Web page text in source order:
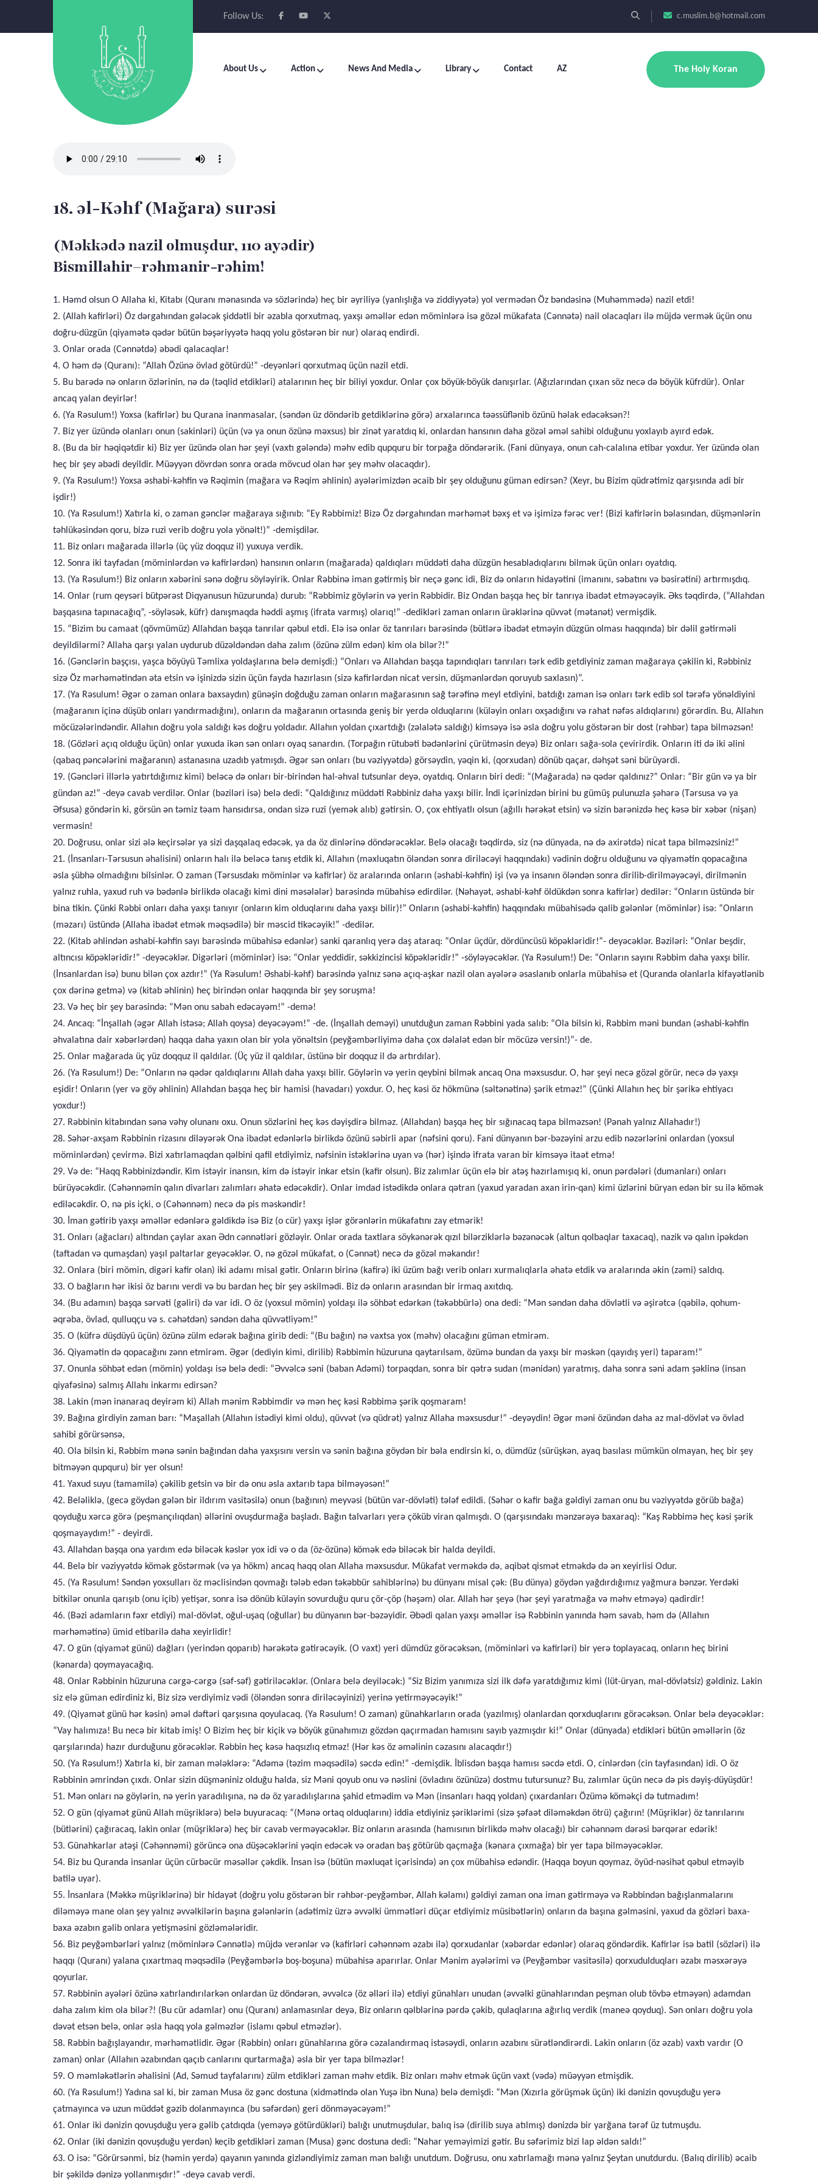
Follow Us: c.muslim.b@hotmail.com
About Us Action News And Media Library Contact AZ The Holy Koran
18. əl-Kəhf (Mağara) surəsi
(Məkkədə nazil olmuşdur, 110 ayədir)
Bismillahir–rəhmanir-rəhim!
1. Həmd olsun O Allaha ki, Kitabı (Quranı mənasında və sözlərində) heç bir əyriliyə (yanlışlığa və ziddiyyətə) yol vermədən Öz bəndəsinə (Muhəmmədə) nazil etdi!
2. (Allah kafirləri) Öz dərgahından gələcək şiddətli bir əzabla qorxutmaq, yaxşı əməllər edən möminlərə isə gözəl mükafata (Cənnətə) nail olacaqları ilə müjdə vermək üçün onu
doğru-düzgün (qiyamətə qədər bütün bəşəriyyətə haqq yolu göstərən bir nur) olaraq endirdi.
3. Onlar orada (Cənnətdə) əbədi qalacaqlar!
4. O həm də (Quranı): “Allah Özünə övlad götürdü!” -deyənləri qorxutmaq üçün nazil etdi.
5. Bu barədə nə onların özlərinin, nə də (təqlid etdikləri) atalarının heç bir biliyi yoxdur. Onlar çox böyük-böyük danışırlar. (Ağızlarından çıxan söz necə də böyük küfrdür). Onlar
ancaq yalan deyirlər!
6. (Ya Rəsulum!) Yoxsa (kafirlər) bu Qurana inanmasalar, (səndən üz döndərib getdiklərinə görə) arxalarınca təəssüflənib özünü həlak edəcəksən?!
7. Biz yer üzündə olanları onun (sakinləri) üçün (və ya onun özünə məxsus) bir zinət yaratdıq ki, onlardan hansının daha gözəl əməl sahibi olduğunu yoxlayıb ayırd edək.
8. (Bu da bir həqiqətdir ki) Biz yer üzündə olan hər şeyi (vaxtı gələndə) məhv edib qupquru bir torpağa döndərərik. (Fani dünyaya, onun cah-calalına etibar yoxdur. Yer üzündə olan
heç bir şey əbədi deyildir. Müəyyən dövrdən sonra orada mövcud olan hər şey məhv olacaqdır).
9. (Ya Rəsulum!) Yoxsa əshabi-kəhfin və Rəqimin (mağara və Rəqim əhlinin) ayələrimizdən əcaib bir şey olduğunu güman edirsən? (Xeyr, bu Bizim qüdrətimiz qarşısında adi bir
işdir!)
10. (Ya Rəsulum!) Xatırla ki, o zaman gənclər mağaraya sığınıb: “Ey Rəbbimiz! Bizə Öz dərgahından mərhəmət bəxş et və işimizə fərəc ver! (Bizi kafirlərin bəlasından, düşmənlərin
təhlükəsindən qoru, bizə ruzi verib doğru yola yönəlt!)” -demişdilər.
11. Biz onları mağarada illərlə (üç yüz doqquz il) yuxuya verdik.
12. Sonra iki tayfadan (möminlərdən və kafirlərdən) hansının onların (mağarada) qaldıqları müddəti daha düzgün hesabladıqlarını bilmək üçün onları oyatdıq.
13. (Ya Rəsulum!) Biz onların xəbərini sənə doğru söyləyirik. Onlar Rəbbinə iman gətirmiş bir neçə gənc idi, Biz də onların hidayətini (imanını, səbatını və bəsirətini) artırmışdıq.
14. Onlar (rum qeysəri bütpərəst Diqyanusun hüzurunda) durub: “Rəbbimiz göylərin və yerin Rəbbidir. Biz Ondan başqa heç bir tanrıya ibadət etməyəcəyik. Əks təqdirdə, (“Allahdan
başqasına tapınacağıq”, -söyləsək, küfr) danışmaqda həddi aşmış (ifrata varmış) olarıq!” -dedikləri zaman onların ürəklərinə qüvvət (mətanət) vermişdik.
15. “Bizim bu camaat (qövmümüz) Allahdan başqa tanrılar qəbul etdi. Elə isə onlar öz tanrıları barəsində (bütlərə ibadət etməyin düzgün olması haqqında) bir dəlil gətirməli
deyildilərmi? Allaha qarşı yalan uydurub düzəldəndən daha zalım (özünə zülm edən) kim ola bilər?!”
16. (Gənclərin başçısı, yaşca böyüyü Təmlixa yoldaşlarına belə demişdi:) “Onları və Allahdan başqa tapındıqları tanrıları tərk edib getdiyiniz zaman mağaraya çəkilin ki, Rəbbiniz
sizə Öz mərhəmətindən əta etsin və işinizdə sizin üçün fayda hazırlasın (sizə kafirlərdən nicat versin, düşmənlərdən qoruyub saxlasın)”.
17. (Ya Rəsulum! Əgər o zaman onlara baxsaydın) günəşin doğduğu zaman onların mağarasının sağ tərəfinə meyl etdiyini, batdığı zaman isə onları tərk edib sol tərəfə yönəldiyini
(mağaranın içinə düşüb onları yandırmadığını), onların da mağaranın ortasında geniş bir yerdə olduqlarını (küləyin onları oxşadığını və rahat nəfəs aldıqlarını) görərdin. Bu, Allahın
möcüzələrindəndir. Allahın doğru yola saldığı kəs doğru yoldadır. Allahın yoldan çıxartdığı (zəlalətə saldığı) kimsəyə isə əsla doğru yolu göstərən bir dost (rəhbər) tapa bilməzsən!
18. (Gözləri açıq olduğu üçün) onlar yuxuda ikən sən onları oyaq sanardın. (Torpağın rütubəti bədənlərini çürütməsin deyə) Biz onları sağa-sola çevirirdik. Onların iti də iki əlini
(qabaq pəncələrini mağaranın) astanasına uzadıb yatmışdı. Əgər sən onları (bu vəziyyətdə) görsəydin, yəqin ki, (qorxudan) dönüb qaçar, dəhşət səni bürüyərdi.
19. (Gəncləri illərlə yatırtdığımız kimi) beləcə də onları bir-birindən hal-əhval tutsunlar deyə, oyatdıq. Onların biri dedi: “(Mağarada) nə qədər qaldınız?” Onlar: “Bir gün və ya bir
gündən az!” -deyə cavab verdilər. Onlar (bəziləri isə) belə dedi: “Qaldığınız müddəti Rəbbiniz daha yaxşı bilir. İndi içərinizdən birini bu gümüş pulunuzla şəhərə (Tərsusa və ya
Əfsusa) göndərin ki, görsün ən təmiz təam hansıdırsa, ondan sizə ruzi (yemək alıb) gətirsin. O, çox ehtiyatlı olsun (ağıllı hərəkət etsin) və sizin barənizdə heç kəsə bir xəbər (nişan)
verməsin!
20. Doğrusu, onlar sizi ələ keçirsələr ya sizi daşqalaq edəcək, ya da öz dinlərinə döndərəcəklər. Belə olacağı təqdirdə, siz (nə dünyada, nə də axirətdə) nicat tapa bilməzsiniz!”
21. (İnsanları-Tərsusun əhalisini) onların halı ilə beləcə tanış etdik ki, Allahın (məxluqatın öləndən sonra diriləcəyi haqqındakı) vədinin doğru olduğunu və qiyamətin qopacağına
əsla şübhə olmadığını bilsinlər. O zaman (Tərsusdakı möminlər və kafirlər) öz aralarında onların (əshabi-kəhfin) işi (və ya insanın öləndən sonra dirilib-dirilməyəcəyi, dirilmənin
yalnız ruhla, yaxud ruh və bədənlə birlikdə olacağı kimi dini məsələlər) barəsində mübahisə edirdilər. (Nəhayət, əshabi-kəhf öldükdən sonra kafirlər) dedilər: “Onların üstündə bir
bina tikin. Çünki Rəbbi onları daha yaxşı tanıyır (onların kim olduqlarını daha yaxşı bilir)!” Onların (əshabi-kəhfin) haqqındakı mübahisədə qalib gələnlər (möminlər) isə: “Onların
(məzarı) üstündə (Allaha ibadət etmək məqsədilə) bir məscid tikəcəyik!” -dedilər.
22. (Kitab əhlindən əshabi-kəhfin sayı barəsində mübahisə edənlər) sanki qaranlıq yerə daş ataraq: “Onlar üçdür, dördüncüsü köpəkləridir!”- deyəcəklər. Bəziləri: “Onlar beşdir,
altıncısı köpəkləridir!” -deyəcəklər. Digərləri (möminlər) isə: “Onlar yeddidir, səkkizincisi köpəkləridir!” -söyləyəcəklər. (Ya Rəsulum!) De: “Onların sayını Rəbbim daha yaxşı bilir.
(İnsanlardan isə) bunu bilən çox azdır!” (Ya Rəsulum! Əshabi-kəhf) barəsində yalnız sənə açıq-aşkar nazil olan ayələrə əsaslanıb onlarla mübahisə et (Quranda olanlarla kifayətlənib
çox dərinə getmə) və (kitab əhlinin) heç birindən onlar haqqında bir şey soruşma!
23. Və heç bir şey barəsində: “Mən onu sabah edəcəyəm!” -demə!
24. Ancaq: “İnşallah (əgər Allah istəsə; Allah qoysa) deyəcəyəm!” -de. (İnşallah deməyi) unutduğun zaman Rəbbini yada salıb: “Ola bilsin ki, Rəbbim məni bundan (əshabi-kəhfin
əhvalatına dair xəbərlərdən) haqqa daha yaxın olan bir yola yönəltsin (peyğəmbərliyimə daha çox dəlalət edən bir möcüzə versin!)”- de.
25. Onlar mağarada üç yüz doqquz il qaldılar. (Üç yüz il qaldılar, üstünə bir doqquz il də artırdılar).
26. (Ya Rəsulum!) De: “Onların nə qədər qaldıqlarını Allah daha yaxşı bilir. Göylərin və yerin qeybini bilmək ancaq Ona məxsusdur. O, hər şeyi necə gözəl görür, necə də yaxşı
eşidir! Onların (yer və göy əhlinin) Allahdan başqa heç bir hamisi (havadarı) yoxdur. O, heç kəsi öz hökmünə (səltənətinə) şərik etməz!” (Çünki Allahın heç bir şərikə ehtiyacı
yoxdur!)
27. Rəbbinin kitabından sənə vəhy olunanı oxu. Onun sözlərini heç kəs dəyişdirə bilməz. (Allahdan) başqa heç bir sığınacaq tapa bilməzsən! (Pənah yalnız Allahadır!)
28. Səhər-axşam Rəbbinin rizasını diləyərək Ona ibadət edənlərlə birlikdə özünü səbirli apar (nəfsini qoru). Fani dünyanın bər-bəzəyini arzu edib nəzərlərini onlardan (yoxsul
möminlərdən) çevirmə. Bizi xatırlamaqdan qəlbini qafil etdiyimiz, nəfsinin istəklərinə uyan və (hər) işində ifrata varan bir kimsəyə itaət etmə!
29. Və de: “Haqq Rəbbinizdəndir. Kim istəyir inansın, kim də istəyir inkar etsin (kafir olsun). Biz zalımlar üçün elə bir atəş hazırlamışıq ki, onun pərdələri (dumanları) onları
bürüyəcəkdir. (Cəhənnəmin qalın divarları zalımları əhatə edəcəkdir). Onlar imdad istədikdə onlara qətran (yaxud yaradan axan irin-qan) kimi üzlərini büryan edən bir su ilə kömək
ediləcəkdir. O, nə pis içki, o (Cəhənnəm) necə də pis məskəndir!
30. İman gətirib yaxşı əməllər edənlərə gəldikdə isə Biz (o cür) yaxşı işlər görənlərin mükafatını zay etmərik!
31. Onları (ağacları) altından çaylar axan Ədn cənnətləri gözləyir. Onlar orada taxtlara söykənərək qızıl bilərziklərlə bəzənəcək (altun qolbaqlar taxacaq), nazik və qalın ipəkdən
(taftadan və qumaşdan) yaşıl paltarlar geyəcəklər. O, nə gözəl mükafat, o (Cənnət) necə də gözəl məkandır!
32. Onlara (biri mömin, digəri kafir olan) iki adamı misal gətir. Onların birinə (kafirə) iki üzüm bağı verib onları xurmalıqlarla əhatə etdik və aralarında əkin (zəmi) saldıq.
33. O bağların hər ikisi öz barını verdi və bu bardan heç bir şey əskilmədi. Biz də onların arasından bir irmaq axıtdıq.
34. (Bu adamın) başqa sərvəti (gəliri) də var idi. O öz (yoxsul mömin) yoldaşı ilə söhbət edərkən (təkəbbürlə) ona dedi: “Mən səndən daha dövlətli və əşirətcə (qəbilə, qohum-
əqrəba, övlad, qulluqçu və s. cəhətdən) səndən daha qüvvətliyəm!”
35. O (küfrə düşdüyü üçün) özünə zülm edərək bağına girib dedi: “(Bu bağın) nə vaxtsa yox (məhv) olacağını güman etmirəm.
36. Qiyamətin də qopacağını zənn etmirəm. Əgər (dediyin kimi, dirilib) Rəbbimin hüzuruna qaytarılsam, özümə bundan da yaxşı bir məskən (qayıdış yeri) taparam!”
37. Onunla söhbət edən (mömin) yoldaşı isə belə dedi: “Əvvəlcə səni (baban Adəmi) torpaqdan, sonra bir qətrə sudan (mənidən) yaratmış, daha sonra səni adam şəklinə (insan
qiyafəsinə) salmış Allahı inkarmı edirsən?
38. Lakin (mən inanaraq deyirəm ki) Allah mənim Rəbbimdir və mən heç kəsi Rəbbimə şərik qoşmaram!
39. Bağına girdiyin zaman barı: “Maşallah (Allahın istədiyi kimi oldu), qüvvət (və qüdrət) yalnız Allaha məxsusdur!” -deyəydin! Əgər məni özündən daha az mal-dövlət və övlad
sahibi görürsənsə,
40. Ola bilsin ki, Rəbbim mənə sənin bağından daha yaxşısını versin və sənin bağına göydən bir bəla endirsin ki, o, dümdüz (sürüşkən, ayaq basılası mümkün olmayan, heç bir şey
bitməyən qupquru) bir yer olsun!
41. Yaxud suyu (tamamilə) çəkilib getsin və bir də onu əsla axtarıb tapa bilməyəsən!”
42. Beləliklə, (gecə göydən gələn bir ildırım vasitəsilə) onun (bağının) meyvəsi (bütün var-dövləti) tələf edildi. (Səhər o kafir bağa gəldiyi zaman onu bu vəziyyətdə görüb bağa)
qoyduğu xərcə görə (peşmançılıqdan) əllərini ovuşdurmağa başladı. Bağın talvarları yerə çöküb viran qalmışdı. O (qarşısındakı mənzərəyə baxaraq): “Kaş Rəbbimə heç kəsi şərik
qoşmayaydım!” - deyirdi.
43. Allahdan başqa ona yardım edə biləcək kəslər yox idi və o da (öz-özünə) kömək edə biləcək bir halda deyildi.
44. Belə bir vəziyyətdə kömək göstərmək (və ya hökm) ancaq haqq olan Allaha məxsusdur. Mükafat verməkdə də, aqibət qismət etməkdə də ən xeyirlisi Odur.
45. (Ya Rəsulum! Səndən yoxsulları öz məclisindən qovmağı tələb edən təkəbbür sahiblərinə) bu dünyanı misal çək: (Bu dünya) göydən yağdırdığımız yağmura bənzər. Yerdəki
bitkilər onunla qarışıb (onu içib) yetişər, sonra isə dönüb küləyin sovurduğu quru çör-çöp (həşəm) olar. Allah hər şeyə (hər şeyi yaratmağa və məhv etməyə) qadirdir!
46. (Bəzi adamların fəxr etdiyi) mal-dövlət, oğul-uşaq (oğullar) bu dünyanın bər-bəzəyidir. Əbədi qalan yaxşı əməllər isə Rəbbinin yanında həm savab, həm də (Allahın
mərhəmətinə) ümid etibarilə daha xeyirlidir!
47. O gün (qiyamət günü) dağları (yerindən qoparıb) hərəkətə gətirəcəyik. (O vaxt) yeri dümdüz görəcəksən, (möminləri və kafirləri) bir yerə toplayacaq, onların heç birini
(kənarda) qoymayacağıq.
48. Onlar Rəbbinin hüzuruna cərgə-cərgə (səf-səf) gətiriləcəklər. (Onlara belə deyiləcək:) “Siz Bizim yanımıza sizi ilk dəfə yaratdığımız kimi (lüt-üryan, mal-dövlətsiz) gəldiniz. Lakin
siz elə güman edirdiniz ki, Biz sizə verdiyimiz vədi (öləndən sonra diriləcəyinizi) yerinə yetirməyəcəyik!”
49. (Qiyamət günü hər kəsin) əməl dəftəri qarşısına qoyulacaq. (Ya Rəsulum! O zaman) günahkarların orada (yazılmış) olanlardan qorxduqlarını görəcəksən. Onlar belə deyəcəklər:
“Vay halımıza! Bu necə bir kitab imiş! O Bizim heç bir kiçik və böyük günahımızı gözdən qaçırmadan hamısını sayıb yazmışdır ki!” Onlar (dünyada) etdikləri bütün əməllərin (öz
qarşılarında) hazır durduğunu görəcəklər. Rəbbin heç kəsə haqsızlıq etməz! (Hər kəs öz əməlinin cəzasını alacaqdır!)
50. (Ya Rəsulum!) Xatırla ki, bir zaman mələklərə: “Adəmə (təzim məqsədilə) səcdə edin!” -demişdik. İblisdən başqa hamısı səcdə etdi. O, cinlərdən (cin tayfasından) idi. O öz
Rəbbinin əmrindən çıxdı. Onlar sizin düşməniniz olduğu halda, siz Məni qoyub onu və nəslini (övladını özünüzə) dostmu tutursunuz? Bu, zalımlar üçün necə də pis dəyiş-düyüşdür!
51. Mən onları nə göylərin, nə yerin yaradılışına, nə də öz yaradılışlarına şahid etmədim və Mən (insanları haqq yoldan) çıxardanları Özümə köməkçi də tutmadım!
52. O gün (qiyamət günü Allah müşriklərə) belə buyuracaq: “(Mənə ortaq olduqlarını) iddia etdiyiniz şəriklərimi (sizə şəfaət diləməkdən ötrü) çağırın! (Müşriklər) öz tanrılarını
(bütlərini) çağıracaq, lakin onlar (müşriklərə) heç bir cavab verməyəcəklər. Biz onların arasında (hamısının birlikdə məhv olacağı) bir cəhənnəm dərəsi bərqərar edərik!
53. Günahkarlar atəşi (Cəhənnəmi) görüncə ona düşəcəklərini yəqin edəcək və oradan baş götürüb qaçmağa (kənara çıxmağa) bir yer tapa bilməyəcəklər.
54. Biz bu Quranda insanlar üçün cürbəcür məsəllər çəkdik. İnsan isə (bütün məxluqat içərisində) ən çox mübahisə edəndir. (Haqqa boyun qoymaz, öyüd-nəsihət qəbul etməyib
batilə uyar).
55. İnsanlara (Məkkə müşriklərinə) bir hidayət (doğru yolu göstərən bir rəhbər-peyğəmbər, Allah kəlamı) gəldiyi zaman ona iman gətirməyə və Rəbbindən bağışlanmalarını
diləməyə mane olan şey yalnız əvvəlkilərin başına gələnlərin (adətimiz üzrə əvvəlki ümmətləri düçar etdiyimiz müsibətlərin) onların da başına gəlməsini, yaxud da gözləri baxa-
baxa əzabın gəlib onlara yetişməsini gözləmələridir.
56. Biz peyğəmbərləri yalnız (möminlərə Cənnətlə) müjdə verənlər və (kafirləri cəhənnəm əzabı ilə) qorxudanlar (xəbərdar edənlər) olaraq göndərdik. Kafirlər isə batil (sözləri) ilə
haqqı (Quranı) yalana çıxartmaq məqsədilə (Peyğəmbərlə boş-boşuna) mübahisə aparırlar. Onlar Mənim ayələrimi və (Peyğəmbər vasitəsilə) qorxudulduqları əzabı məsxərəyə
qoyurlar.
57. Rəbbinin ayələri özünə xatırlandırılarkən onlardan üz döndərən, əvvəlcə (öz əlləri ilə) etdiyi günahları unudan (əvvəlki günahlarından peşman olub tövbə etməyən) adamdan
daha zalım kim ola bilər?! (Bu cür adamlar) onu (Quranı) anlamasınlar deyə, Biz onların qəlblərinə pərdə çəkib, qulaqlarına ağırlıq verdik (maneə qoyduq). Sən onları doğru yola
dəvət etsən belə, onlar əsla haqq yola gəlməzlər (islamı qəbul etməzlər).
58. Rəbbin bağışlayandır, mərhəmətlidir. Əgər (Rəbbin) onları günahlarına görə cəzalandırmaq istəsəydi, onların əzabını sürətləndirərdi. Lakin onların (öz əzab) vaxtı vardır (O
zaman) onlar (Allahın əzabından qaçıb canlarını qurtarmağa) əsla bir yer tapa bilməzlər!
59. O məmləkətlərin əhalisini (Ad, Səmud tayfalarını) zülm etdikləri zaman məhv etdik. Biz onları məhv etmək üçün vaxt (vədə) müəyyən etmişdik.
60. (Ya Rəsulum!) Yadına sal ki, bir zaman Musa öz gənc dostuna (xidmətində olan Yuşə ibn Nuna) belə demişdi: “Mən (Xızırla görüşmək üçün) iki dənizin qovuşduğu yerə
çatmayınca və uzun müddət gəzib dolanmayınca (bu səfərdən) geri dönməyəcəyəm!”
61. Onlar iki dənizin qovuşduğu yerə gəlib çatdıqda (yeməyə götürdükləri) balığı unutmuşdular, balıq isə (dirilib suya atılmış) dənizdə bir yarğana tərəf üz tutmuşdu.
62. Onlar (iki dənizin qovuşduğu yerdən) keçib getdikləri zaman (Musa) gənc dostuna dedi: “Nahar yeməyimizi gətir. Bu səfərimiz bizi lap əldən saldı!”
63. O isə: “Görürsənmi, biz (həmin yerdə) qayanın yanında gizləndiyimiz zaman mən balığı unutdum. Doğrusu, onu xatırlamağı mənə yalnız Şeytan unutdurdu. (Balıq dirilib) əcaib
bir şəkildə dənizə yollanmışdır!” -deyə cavab verdi.